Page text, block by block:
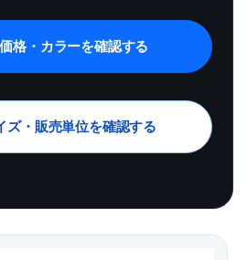
格・カラーを確認する
ズ・販売単位を確認する